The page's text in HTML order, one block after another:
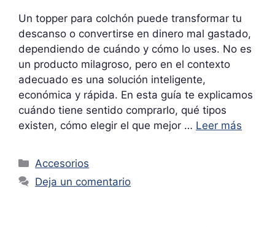
Un topper para colchón puede transformar tu
descanso o convertirse en dinero mal gastado,
dependiendo de cuándo y cómo lo uses. No es
un producto milagroso, pero en el contexto
adecuado es una solución inteligente,
económica y rápida. En esta guía te explicamos
cuándo tiene sentido comprarlo, qué tipos
existen, cómo elegir el que mejor … Leer más
Categorías
Accesorios
Deja un comentario